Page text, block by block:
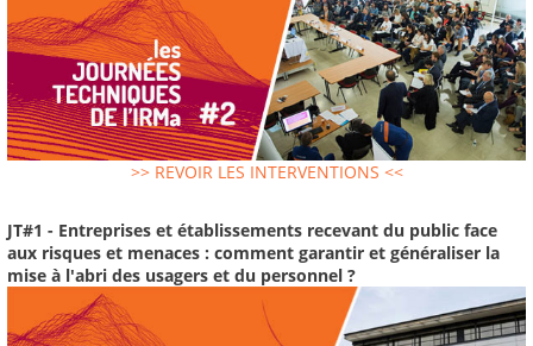
>> REVOIR LES INTERVENTIONS <<
JT#1 - Entreprises et établissements recevant du public face
aux risques et menaces : comment garantir et généraliser la
mise à l'abri des usagers et du personnel ?